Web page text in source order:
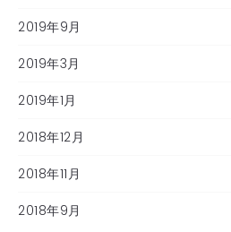
2019年9月
2019年3月
2019年1月
2018年12月
2018年11月
2018年9月